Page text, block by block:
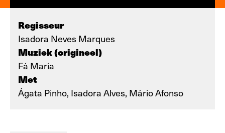
Regisseur
Isadora Neves Marques
Muziek (origineel)
Fá Maria
Met
Ágata Pinho, Isadora Alves, Mário Afonso